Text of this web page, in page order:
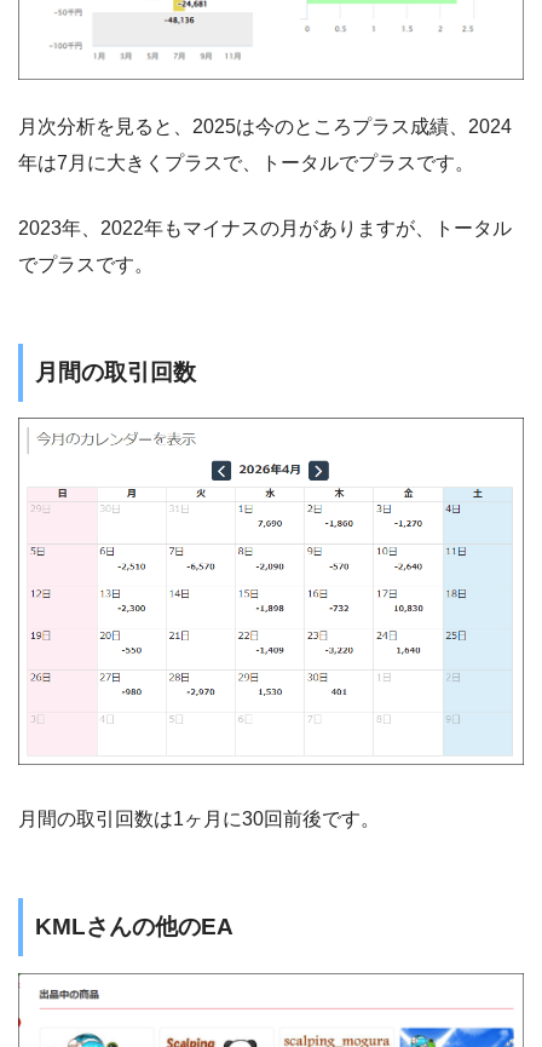
月次分析を見ると、2025は今のところプラス成績、2024
年は7月に大きくプラスで、トータルでプラスです。
2023年、2022年もマイナスの月がありますが、トータル
でプラスです。
月間の取引回数
月間の取引回数は1ヶ月に30回前後です。
KMLさんの他のEA